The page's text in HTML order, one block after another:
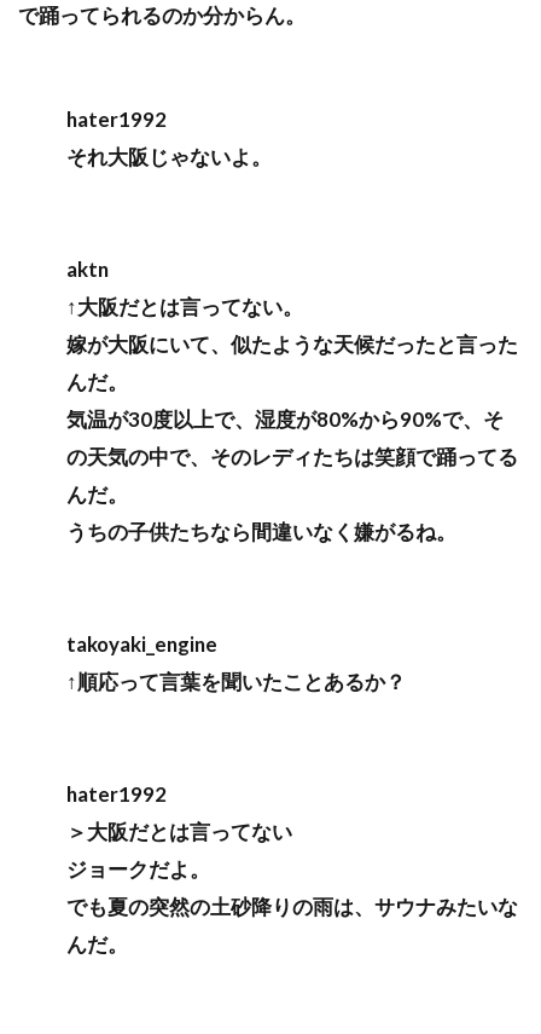
で踊ってられるのか分からん。
hater1992
それ大阪じゃないよ。
aktn
↑大阪だとは言ってない。
嫁が大阪にいて、似たような天候だったと言った
んだ。
気温が30度以上で、湿度が80%から90%で、そ
の天気の中で、そのレディたちは笑顔で踊ってる
んだ。
うちの子供たちなら間違いなく嫌がるね。
takoyaki_engine
↑順応って言葉を聞いたことあるか？
hater1992
＞大阪だとは言ってない
ジョークだよ。
でも夏の突然の土砂降りの雨は、サウナみたいな
んだ。